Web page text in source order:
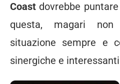
Coast dovrebbe
questa, magari
situazione sempre e
sinergiche e